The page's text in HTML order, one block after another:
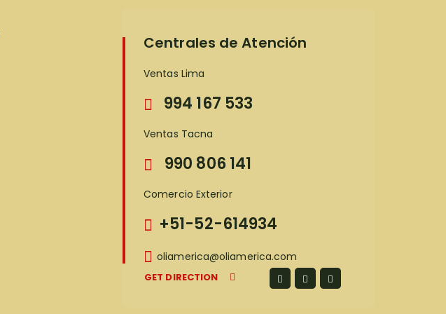
Centrales de Atención
Ventas Lima
994 167 533
Ventas Tacna
990 806 141
Comercio Exterior
+51-52-614934
oliamerica@oliamerica.com
GET DIRECTION